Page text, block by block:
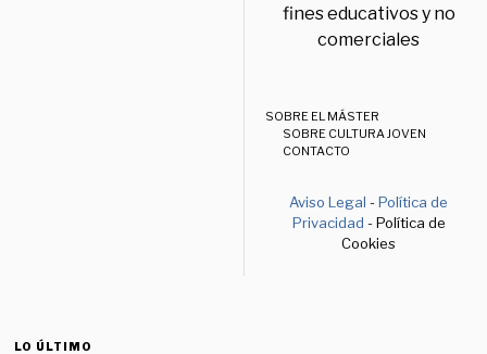
fines educativos y no
comerciales
SOBRE EL MÁSTER
SOBRE CULTURA JOVEN
CONTACTO
Aviso Legal -Política de
Privacidad - Política de
Cookies
LO ÚLTIMO